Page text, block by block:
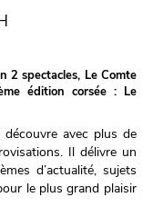
2 spectacles, Le Comte
édition corsée : Le
avec plus de
Il délivre un
d’actualité, sujets
le plus grand plaisir